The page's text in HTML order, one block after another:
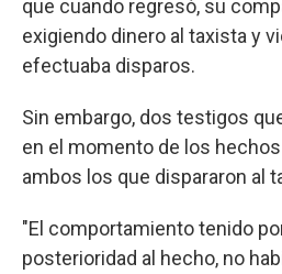
que cuando regresó, su
exigiendo dinero al taxista y
efectuaba disparos.
Sin embargo, dos testigos
en el momento de los
ambos los que dispararon al
"El comportamiento tenido
posterioridad al hecho, no